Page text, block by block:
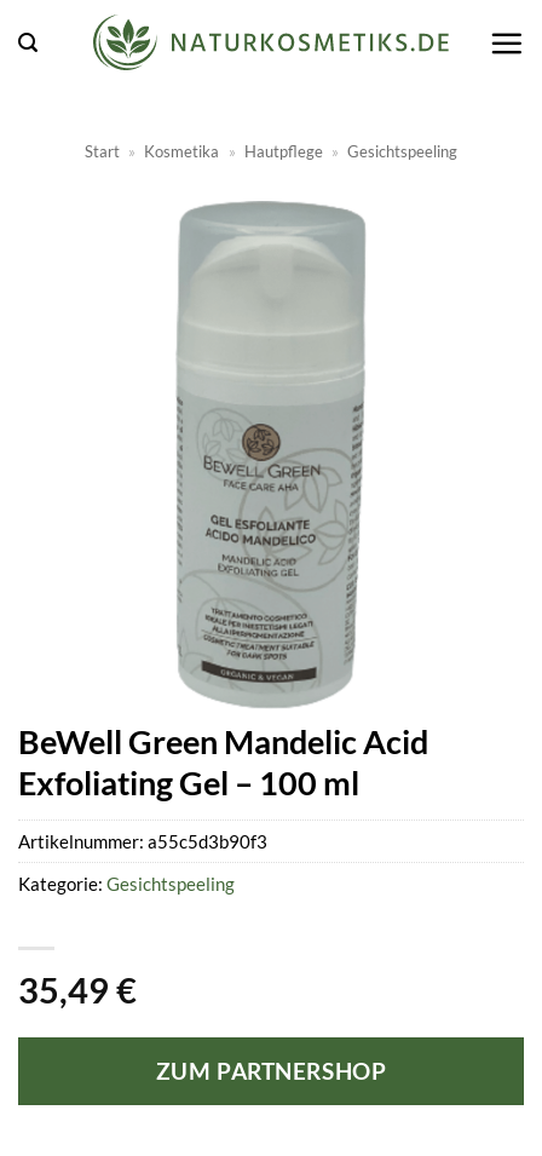
Inhalt
Start » Kosmetika » Hautpflege » Gesichtspeeling
BeWell Green Mandelic Acid
Exfoliating Gel – 100 ml
35,49 €
ZUM PARTNERSHOP
Artikelnummer: a55c5d3b90f3
Kategorie: Gesichtspeeling